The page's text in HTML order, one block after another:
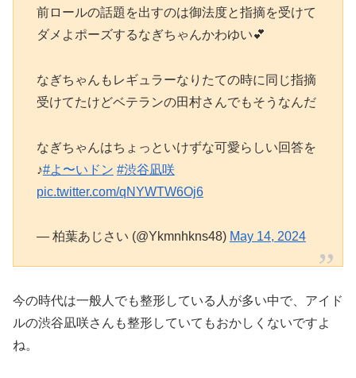
前ロールの話題を出すのは御法度と指摘を受けて
ダメよポーズするなぎちゃんかわゆい💕
なぎちゃんもレギュラーなりたての時に同じ指摘
受けてたけどベテランの田村さんでもそうなんだ
なぎちゃんはちょっといけずな可愛らしい回答を
♪#よ〜いドン #渋谷凪咲
pic.twitter.com/qNYWTW6Oj6
— 柏葉あじさい (@Ykmnhkns48) May 14, 2024
今の時代は一般人でも整形している人が多い中で、アイド
ルの渋谷凪咲さんも整形していてもおかしくないですよ
ね。